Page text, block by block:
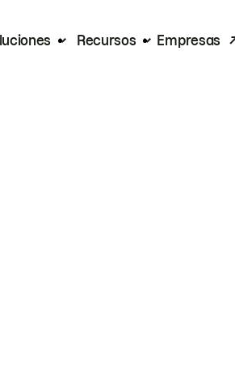
Recursos Empresas